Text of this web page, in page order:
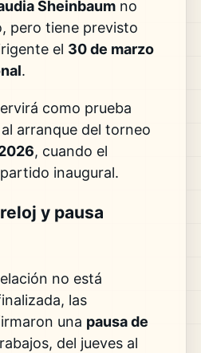
Sheinbaumno
pero tiene previsto
el 30 de marzo
.
como prueba
arranque del torneo
, cuando el
inaugural.
y pausa
no está
las
una pausa de
del jueves al